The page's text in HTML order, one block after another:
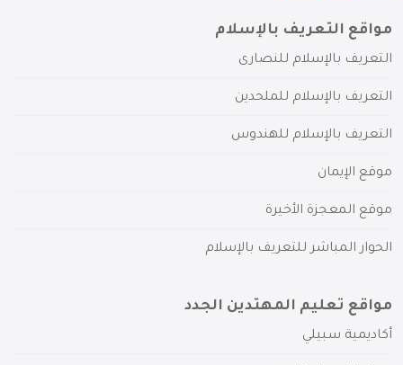
مواقع التعريف بالإسلام
التعريف بالإسلام للنصارى
التعريف بالإسلام للملحدين
التعريف بالإسلام للهندوس
موقع الإيمان
موقع المعجزة الأخيرة
الحوار المباشر للتعريف بالإسلام
مواقع تعليم المهتدين الجدد
أكاديمية سبيلي